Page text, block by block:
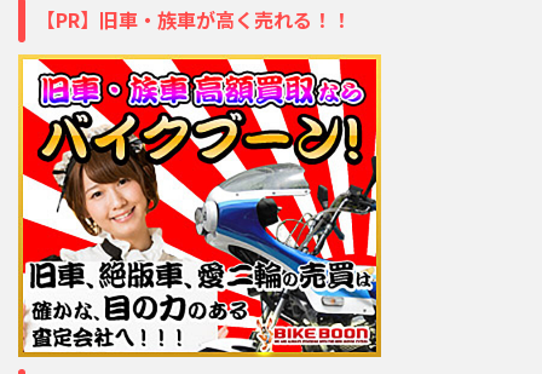
【PR】旧車・族車が高く売れる！！